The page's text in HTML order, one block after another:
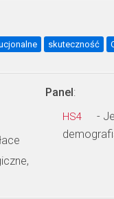
skuteczność
Panel:
HS4
-